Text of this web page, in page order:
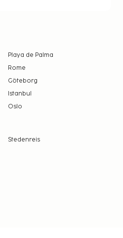
Playa de Palma
Rome
Göteborg
Istanbul
Oslo
Stedenreis